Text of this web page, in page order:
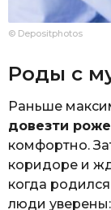
© Depositphotos
Роды с
Раньше
довезти
комфортно.
коридоре и
когда
люди